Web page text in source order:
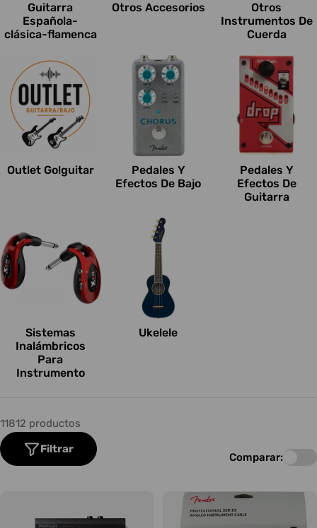
Guitarra
Española-
clásica-flamenca
Otros Accesorios
Otros
Instrumentos De
Cuerda
Outlet Go!guitar
Pedales Y
Efectos De Bajo
Pedales Y
Efectos De
Guitarra
Sistemas
Inalámbricos
Para
Instrumento
Ukelele
11812 productos
Filtrar
Comparar: